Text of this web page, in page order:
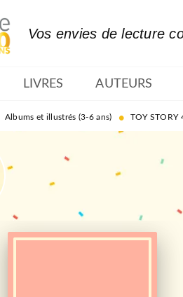
Vos envies de lecture
LIVRES AUTEURS
Albums et illustrés (3-6 ans) • TOY STORY